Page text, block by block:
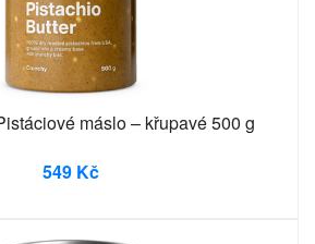
máslo – křupavé 500 g
549 Kč